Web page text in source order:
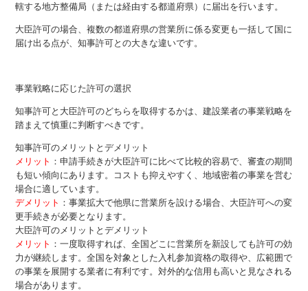
轄する地方整備局（または経由する都道府県）に届出を行います。
大臣許可の場合、複数の都道府県の営業所に係る変更も一括して国に
届け出る点が、知事許可との大きな違いです。
事業戦略に応じた許可の選択
知事許可と大臣許可のどちらを取得するかは、建設業者の事業戦略を
踏まえて慎重に判断すべきです。
知事許可のメリットとデメリット
メリット ：申請手続きが大臣許可に比べて比較的容易で、審査の期間
も短い傾向にあります。コストも抑えやすく、地域密着の事業を営む
場合に適しています。
デメリット ：事業拡大で他県に営業所を設ける場合、大臣許可への変
更手続きが必要となります。
大臣許可のメリットとデメリット
メリット ：一度取得すれば、全国どこに営業所を新設しても許可の効
力が継続します。全国を対象とした入札参加資格の取得や、広範囲で
の事業を展開する業者に有利です。対外的な信用も高いと見なされる
場合があります。